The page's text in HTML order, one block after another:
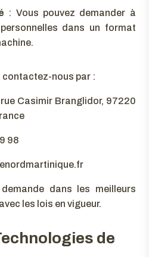
: Vous pouvez demander à
dans un format
contactez-nous par :
rue Casimir Branglidor, 97220
98
dans les meilleurs
les lois en vigueur.
de